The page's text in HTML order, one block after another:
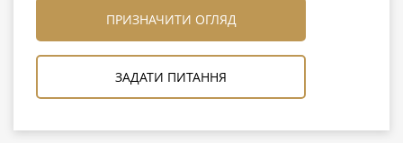
ПРИЗНАЧИТИ ОГЛЯД
ЗАДАТИ ПИТАННЯ